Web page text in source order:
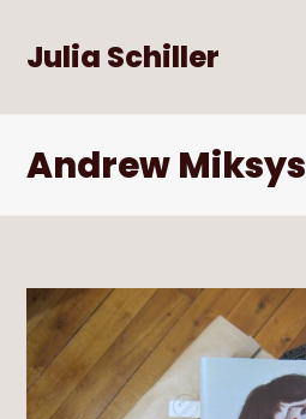
Julia Schiller
Andrew Miksys